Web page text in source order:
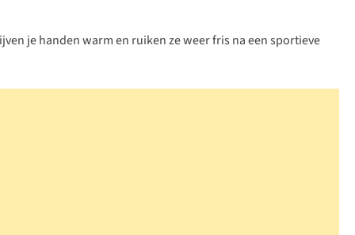
je handen warm en ruiken ze weer fris na een sportieve